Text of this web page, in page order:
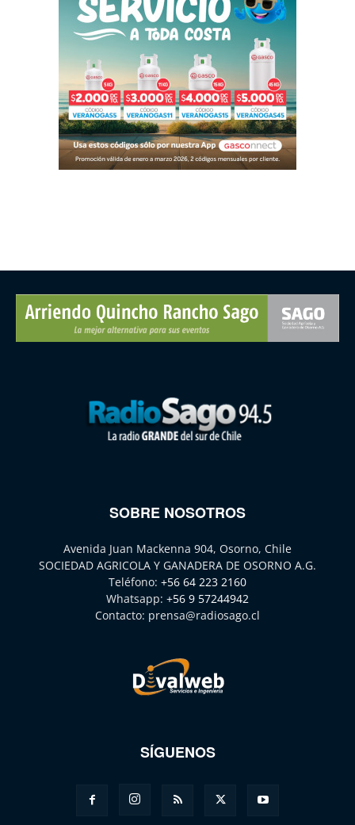
SOBRE NOSOTROS
Avenida Juan Mackenna 904, Osorno, Chile
SOCIEDAD AGRICOLA Y GANADERA DE OSORNO A.G.
Teléfono: +56 64 223 2160
Whatsapp: +56 9 57244942
Contacto: prensa@radiosago.cl
SÍGUENOS